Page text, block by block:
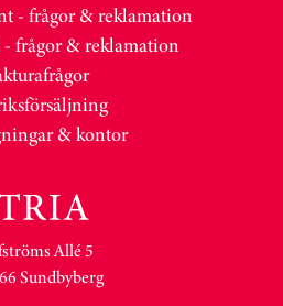
- frågor & reklamation
- frågor & reklamation
& kontor
Allé 5
Sundbyberg